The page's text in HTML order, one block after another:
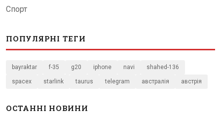
Спорт
ПОПУЛЯРНІ ТЕГИ
bayraktar f-35 g20 iphone navi shahed-136
spacex starlink taurus telegram австралія австрія
ОСТАННІ НОВИНИ